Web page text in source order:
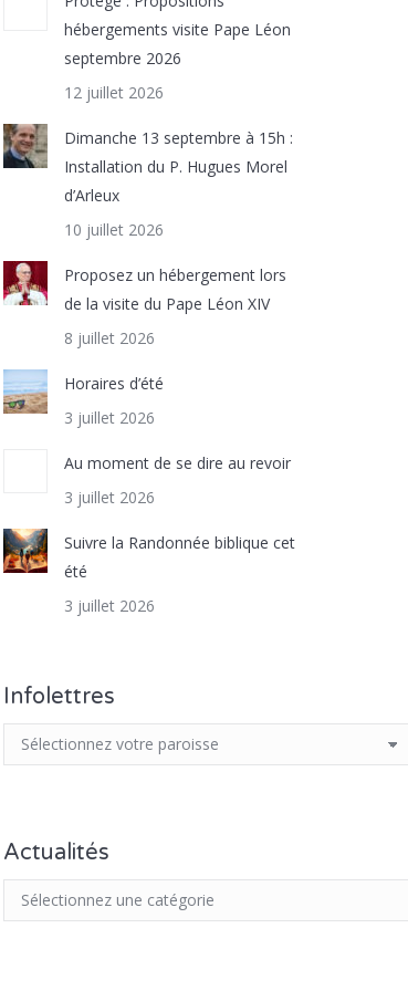
hébergements visite Pape Léon
septembre 2026
12 juillet 2026
Dimanche 13 septembre à 15h :
Installation du P. Hugues Morel
d’Arleux
10 juillet 2026
Proposez un hébergement lors
de la visite du Pape Léon XIV
8 juillet 2026
Horaires d’été
3 juillet 2026
Au moment de se dire au revoir
3 juillet 2026
Suivre la Randonnée biblique cet
été
3 juillet 2026
Infolettres
Actualités